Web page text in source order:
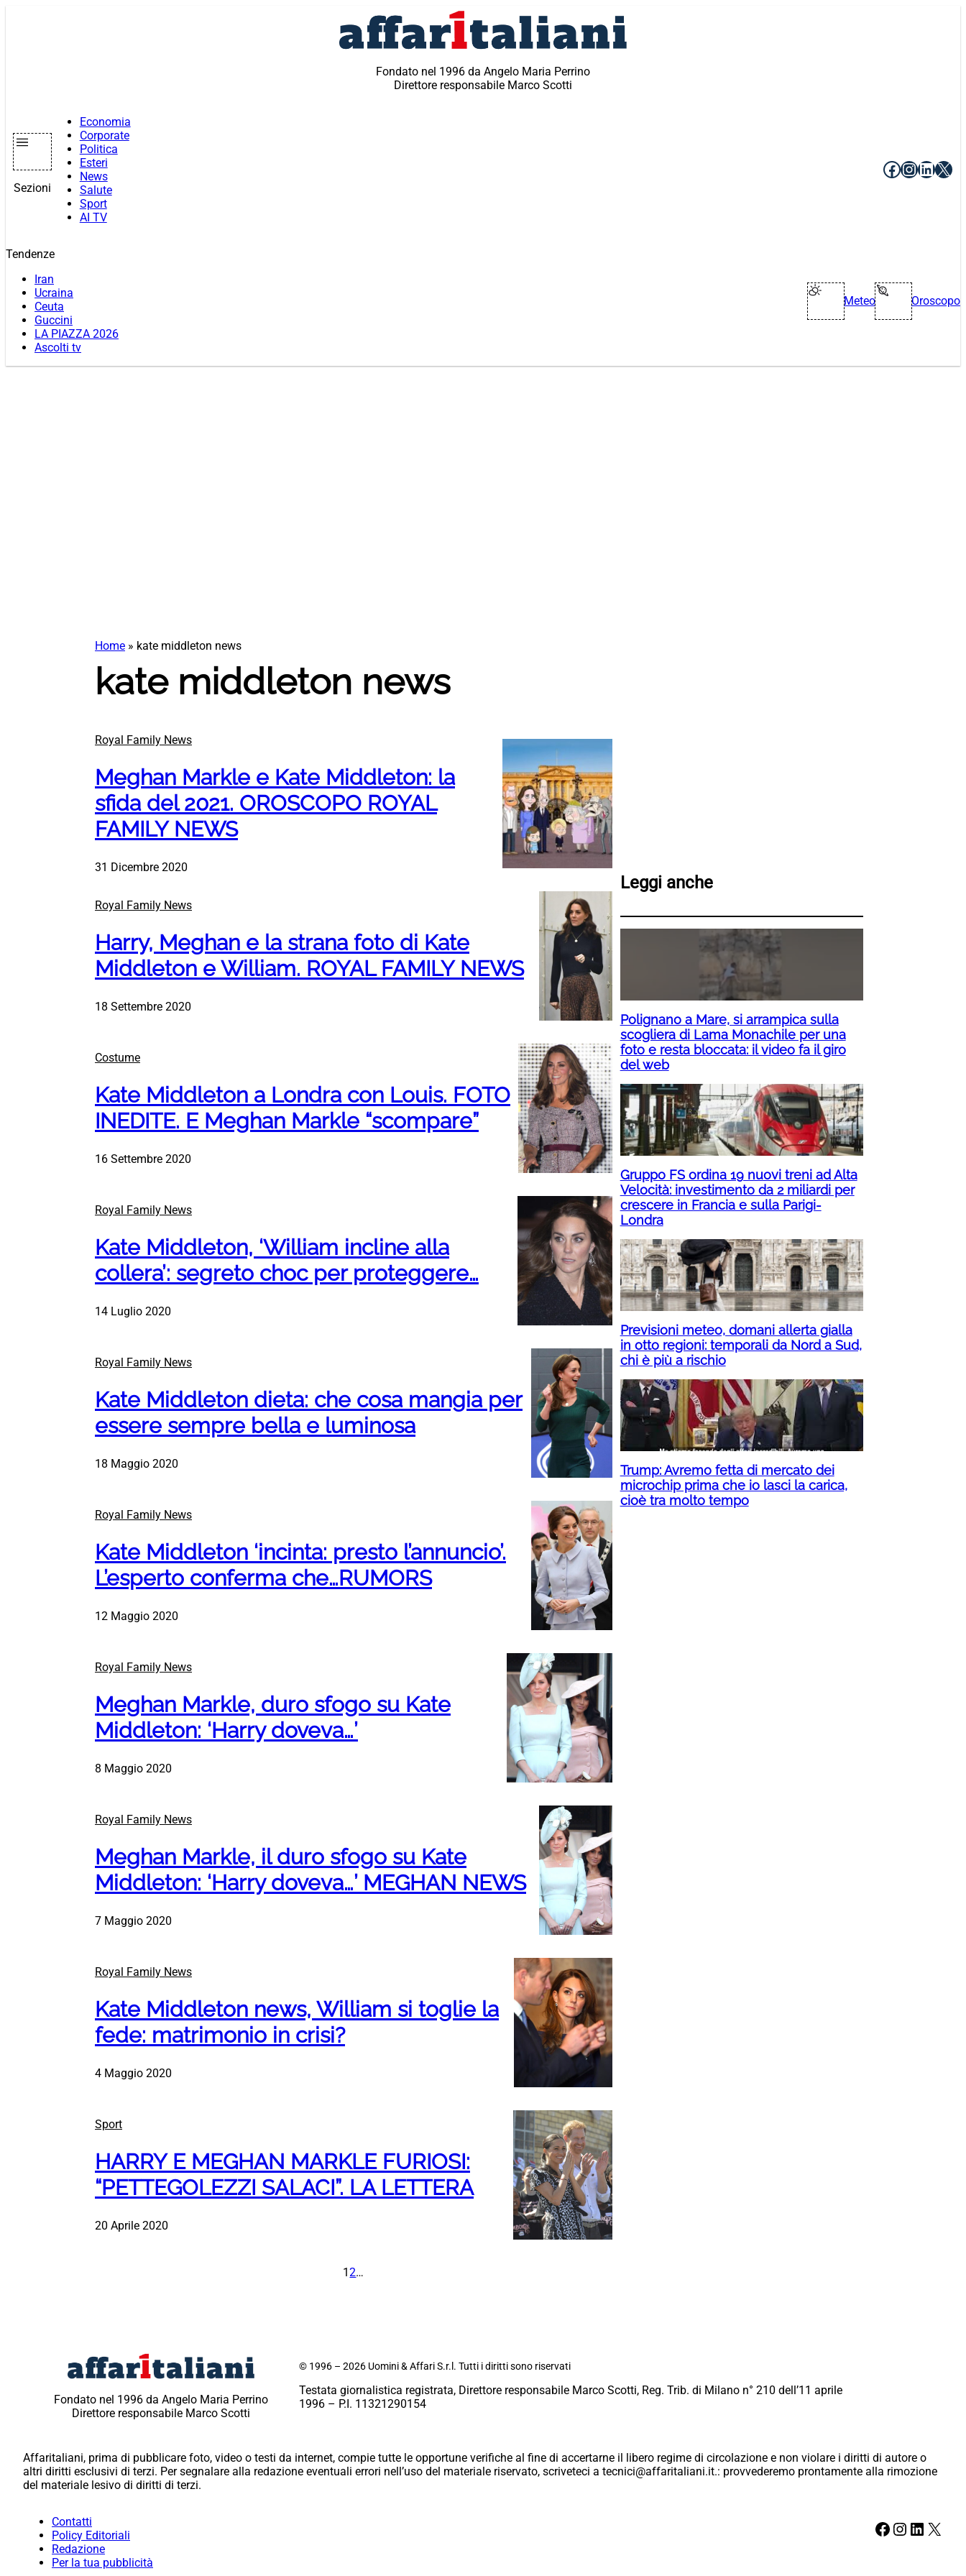
Fondato nel 1996 da Angelo Maria Perrino
Direttore responsabile Marco Scotti
Sezioni
Economia
Corporate
Politica
Esteri
News
Salute
Sport
AI TV
Facebook
X
Tendenze
Iran
Ucraina
Ceuta
Guccini
LA PIAZZA 2026
Ascolti tv
Meteo Oroscopo
Home » kate middleton news
kate middleton news
Royal Family News
Meghan Markle e Kate Middleton: la
sfida del 2021. OROSCOPO ROYAL
FAMILY NEWS
31 Dicembre 2020
Royal Family News
Harry, Meghan e la strana foto di Kate
Middleton e William. ROYAL FAMILY NEWS
18 Settembre 2020
Costume
Kate Middleton a Londra con Louis. FOTO
INEDITE. E Meghan Markle “scompare”
16 Settembre 2020
Royal Family News
Kate Middleton, ‘William incline alla
collera’: segreto choc per proteggere…
14 Luglio 2020
Royal Family News
Kate Middleton dieta: che cosa mangia per
essere sempre bella e luminosa
18 Maggio 2020
Royal Family News
Kate Middleton ‘incinta: presto l’annuncio’.
L’esperto conferma che…RUMORS
12 Maggio 2020
Royal Family News
Meghan Markle, duro sfogo su Kate
Middleton: ‘Harry doveva…’
8 Maggio 2020
Royal Family News
Meghan Markle, il duro sfogo su Kate
Middleton: ‘Harry doveva…’ MEGHAN NEWS
7 Maggio 2020
Royal Family News
Kate Middleton news, William si toglie la
fede: matrimonio in crisi?
4 Maggio 2020
Sport
HARRY E MEGHAN MARKLE FURIOSI:
“PETTEGOLEZZI SALACI”. LA LETTERA
20 Aprile 2020
12…
Leggi anche
Polignano a Mare, si arrampica sulla
scogliera di Lama Monachile per una
foto e resta bloccata: il video fa il giro
del web
Gruppo FS ordina 19 nuovi treni ad Alta
Velocità: investimento da 2 miliardi per
crescere in Francia e sulla Parigi-
Londra
Previsioni meteo, domani allerta gialla
in otto regioni: temporali da Nord a Sud,
chi è più a rischio
Trump: Avremo fetta di mercato dei
microchip prima che io lasci la carica,
cioè tra molto tempo
Fondato nel 1996 da Angelo Maria Perrino
Direttore responsabile Marco Scotti
© 1996 – 2026 Uomini & Affari S.r.l. Tutti i diritti sono riservati
Testata giornalistica registrata, Direttore responsabile Marco Scotti, Reg. Trib. di Milano n° 210 dell’11 aprile
1996 – P.I. 11321290154
Affaritaliani, prima di pubblicare foto, video o testi da internet, compie tutte le opportune verifiche al fine di accertarne il libero regime di circolazione e non violare i diritti di autore o
altri diritti esclusivi di terzi. Per segnalare alla redazione eventuali errori nell’uso del materiale riservato, scriveteci a tecnici@affaritaliani.it.: provvederemo prontamente alla rimozione
del materiale lesivo di diritti di terzi.
Contatti
Policy Editoriali
Redazione
Per la tua pubblicità
Facebook Instagram LinkedIn X